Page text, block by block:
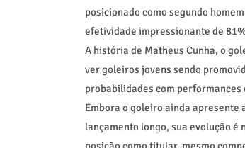
posicionado como segundo
efetividade impressionante de
A história de Matheus Cunha, o
ver goleiros jovens sendo
probabilidades com
Embora o goleiro ainda apresente
lançamento longo, sua evolução